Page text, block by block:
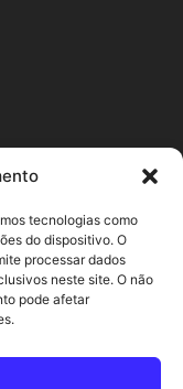
tecnologias como
do dispositivo. O
processar dados
neste site. O não
pode afetar